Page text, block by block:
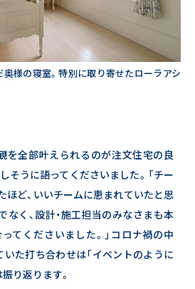
様の寝室。特別に取り寄せたローラアシ
を全部叶えられるのが注文住宅の良
そうに語ってくださいました。 「チー
ほど、いいチームに恵まれていたと思
なく、設計・施工担当のみなさまも本
てくださいました。」 コロナ禍の中
いた打ち合わせは「イベントのように
り返ります。